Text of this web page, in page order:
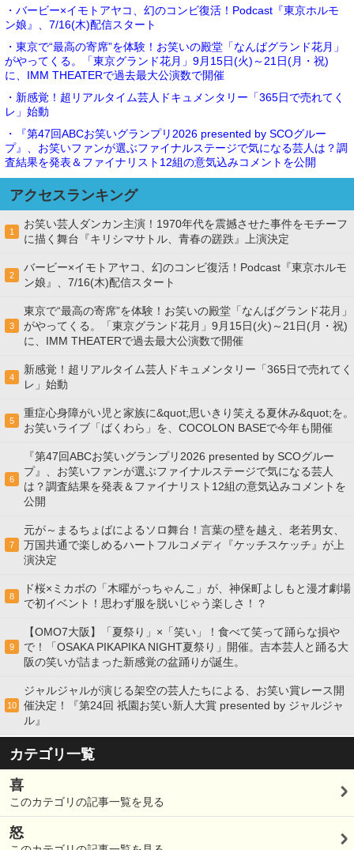
・バービー×イモトアヤコ、幻のコンビ復活！Podcast『東京ホルモ
ン娘』、7/16(木)配信スタート
・東京で“最高の寄席”を体験！お笑いの殿堂「なんばグランド花月」
がやってくる。「東京グランド花月」9月15日(火)～21日(月・祝)
に、IMM THEATERで過去最大公演数で開催
・新感覚！超リアルタイム芸人ドキュメンタリー「365日で売れてく
レ」始動
・『第47回ABCお笑いグランプリ2026 presented by SCOグルー
プ』、お笑いファンが選ぶファイナルステージで気になる芸人は？調
査結果を発表＆ファイナリスト12組の意気込みコメントを公開
アクセスランキング
1
お笑い芸人ダンカン主演！1970年代を震撼させた事件をモチーフ
に描く舞台『キリシマサトル、青春の蹉跌』上演決定
2
バービー×イモトアヤコ、幻のコンビ復活！Podcast『東京ホルモ
ン娘』、7/16(木)配信スタート
3
東京で“最高の寄席”を体験！お笑いの殿堂「なんばグランド花月」
がやってくる。「東京グランド花月」9月15日(火)～21日(月・祝)
に、IMM THEATERで過去最大公演数で開催
4
新感覚！超リアルタイム芸人ドキュメンタリー「365日で売れてく
レ」始動
5
重症心身障がい児と家族に&quot;思いきり笑える夏休み&quot;を。
お笑いライブ「ばくわら」を、COCOLON BASEで今年も開催
6
『第47回ABCお笑いグランプリ2026 presented by SCOグルー
プ』、お笑いファンが選ぶファイナルステージで気になる芸人
は？調査結果を発表＆ファイナリスト12組の意気込みコメントを
公開
7
元が～まるちょばによるソロ舞台！言葉の壁を越え、老若男女、
万国共通で楽しめるハートフルコメディ『ケッチスケッチ』が上
演決定
8
ド桜×ミカボの「木曜がっちゃんこ」が、神保町よしもと漫才劇場
で初イベント！思わず服を脱いじゃう楽しさ！？
9
【OMO7大阪】「夏祭り」×「笑い」！食べて笑って踊らな損や
で！「OSAKA PIKAPIKA NIGHT夏祭り」開催。吉本芸人と踊る大
阪の笑いが詰まった新感覚の盆踊りが誕生。
10
ジャルジャルが演じる架空の芸人たちによる、お笑い賞レース開
催決定！『第24回 祇園お笑い新人大賞 presented by ジャルジャ
ル』
カテゴリ一覧
喜
このカテゴリの記事一覧を見る
怒